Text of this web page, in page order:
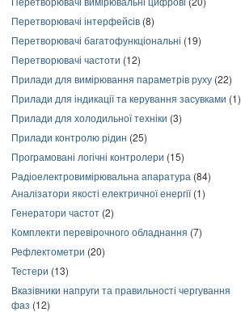
Перетворювачі інтерфейсів (8)
Перетворювачі багатофункціональні (19)
Перетворювачі частоти (12)
Прилади для вимірювання параметрів руху (22)
Прилади для індикації та керування засувками (1)
Прилади для холодильної техніки (3)
Прилади контролю рідин (25)
Програмовані логічні контролери (15)
Радіоелектровимірювальна апаратура (84)
Аналізатори якості електричної енергії(1)
Генератори частот (2)
Комплекти перевірочного обладнання (7)
Рефлектометри (20)
Тестери (13)
Вказівники напруги та правильності чергування
фаз (12)